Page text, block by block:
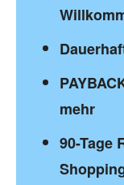
mehr
90-Tage